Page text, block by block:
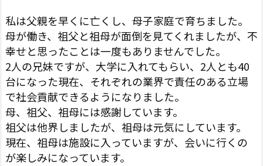
私は父親を早くに亡くし、母子家庭で育ちました。
母が働き、祖父と祖母が面倒を見てくれましたが、不
幸せと思ったことは一度もありませんでした。
2人の兄妹ですが、大学に入れてもらい、2人とも40
台になった現在、それぞれの業界で責任のある立場
で社会貢献できるようになりました。
母、祖父、祖母には感謝しています。
祖父は他界しましたが、祖母は元気にしています。
現在、祖母は施設に入っていますが、会いに行くの
が楽しみになっています。